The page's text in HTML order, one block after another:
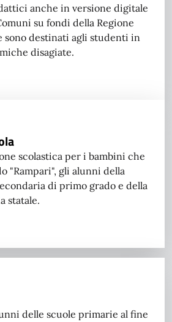
anche in versione digitale
su fondi della Regione
sono destinati agli studenti in
disagiate.
scolastica per i bambini che
"Rampari", gli alunni della
di primo grado e della
statale.
delle scuole primarie al fine